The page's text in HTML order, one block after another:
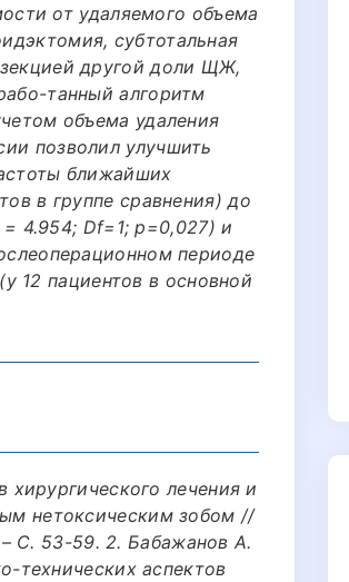
от удаляемого объема
субтотальная
другой доли ЩЖ,
танный алгоритм
объема удаления
позволил улучшить
ближайших
в группе сравнения) до
4.954; Df=1; p=0,027) и
периоде
12 пациентов в основной
лечения и
нетоксическим зобом //
С. 53-59. 2. Бабажанов А.
технических аспектов